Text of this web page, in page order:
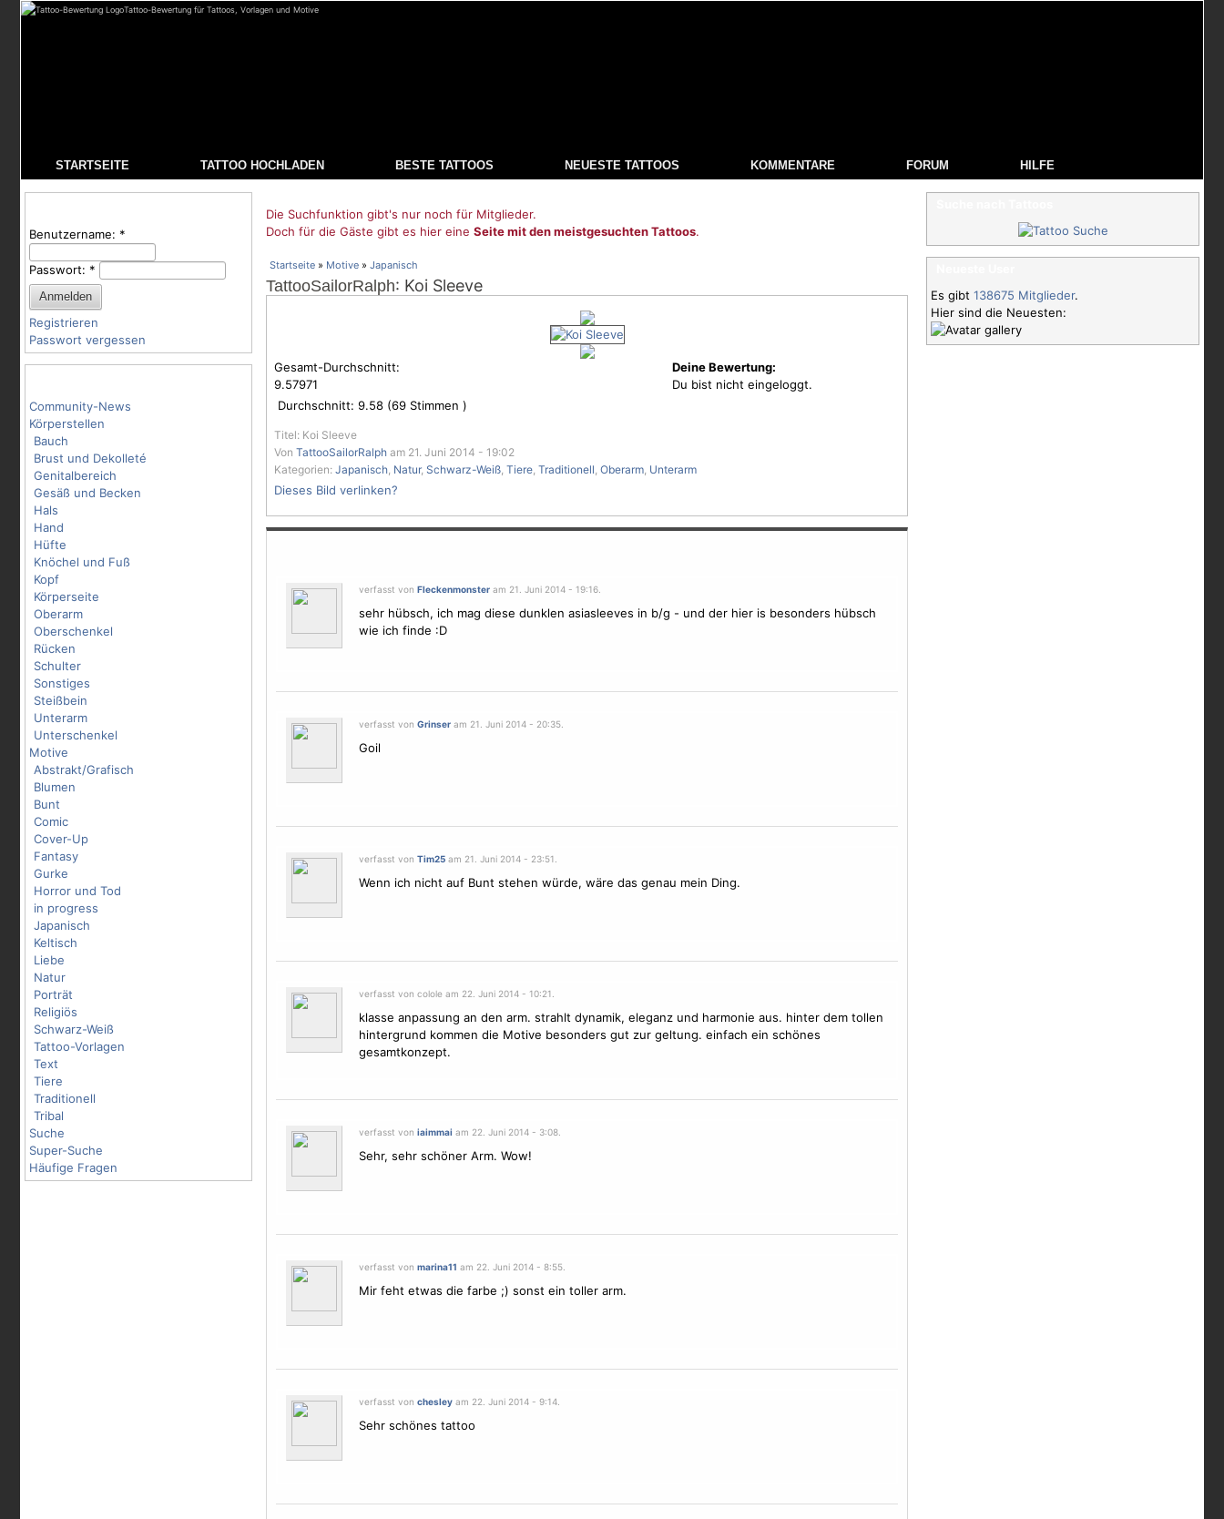
Tattoo-Bewertung für Tattoos, Vorlagen und Motive
STARTSEITE TATTOO HOCHLADEN BESTE TATTOOS NEUESTE TATTOOS KOMMENTARE FORUM HILFE
Benutzername: *
Passwort: *
Registrieren
Passwort vergessen
Community-News
Körperstellen
Bauch
Brust und Dekolleté
Genitalbereich
Gesäß und Becken
Hals
Hand
Hüfte
Knöchel und Fuß
Kopf
Körperseite
Oberarm
Oberschenkel
Rücken
Schulter
Sonstiges
Steißbein
Unterarm
Unterschenkel
Motive
Abstrakt/Grafisch
Blumen
Bunt
Comic
Cover-Up
Fantasy
Gurke
Horror und Tod
in progress
Japanisch
Keltisch
Liebe
Natur
Porträt
Religiös
Schwarz-Weiß
Tattoo-Vorlagen
Text
Tiere
Traditionell
Tribal
Suche
Super-Suche
Häufige Fragen
Die Suchfunktion gibt's nur noch für Mitglieder.
Doch für die Gäste gibt es hier eine Seite mit den meistgesuchten Tattoos.
Startseite » Motive » Japanisch
TattooSailorRalph: Koi Sleeve
Gesamt-Durchschnitt:
9.57971
Durchschnitt: 9.58 (69 Stimmen )
Deine Bewertung:
Du bist nicht eingeloggt.
Titel: Koi Sleeve
Von TattooSailorRalph am 21. Juni 2014 - 19:02
Kategorien: Japanisch, Natur, Schwarz-Weiß, Tiere, Traditionell, Oberarm, Unterarm
Dieses Bild verlinken?
verfasst von Fleckenmonsteram 21. Juni 2014 - 19:16.
sehr hübsch, ich mag diese dunklen asiasleeves in b/g - und der hier is besonders hübsch
wie ich finde :D
verfasst von Grinseram 21. Juni 2014 - 20:35.
Goil
verfasst von Tim25am 21. Juni 2014 - 23:51.
Wenn ich nicht auf Bunt stehen würde, wäre das genau mein Ding.
verfasst von colole am 22. Juni 2014 - 10:21.
klasse anpassung an den arm. strahlt dynamik, eleganz und harmonie aus. hinter dem tollen
hintergrund kommen die Motive besonders gut zur geltung. einfach ein schönes
gesamtkonzept.
verfasst von iaimmai am 22. Juni 2014 - 3:08.
Sehr, sehr schöner Arm. Wow!
verfasst von marina11 am 22. Juni 2014 - 8:55.
Mir feht etwas die farbe ;) sonst ein toller arm.
verfasst von chesleyam 22. Juni 2014 - 9:14.
Sehr schönes tattoo
Es gibt 138675 Mitglieder.
Hier sind die Neuesten: